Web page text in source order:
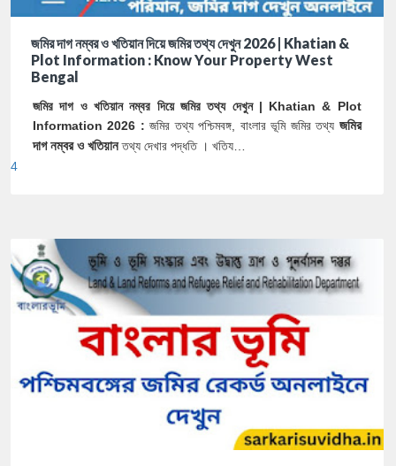
জমির দাগ নম্বর ও খতিয়ান দিয়ে জমির তথ্য দেখুন 2026 | Khatian &
Plot Information : Know Your Property West
Bengal
জমির দাগ ও খতিয়ান নম্বর দিয়ে জমির তথ্য দেখুন | Khatian & Plot
Information 2026 :জমির তথ্য পশ্চিমবঙ্গ, বাংলার ভূমি জমির তথ্য জমির
দাগ নম্বর ও খতিয়ানতথ্য দেখার পদ্ধতি । খতিয…
4